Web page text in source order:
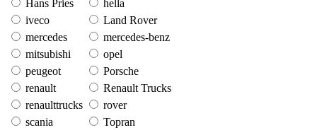
Hans Pries
hella
iveco
Land Rover
mercedes
mercedes-benz
mitsubishi
opel
peugeot
Porsche
renault
Renault Trucks
renaulttrucks
rover
scania
Topran